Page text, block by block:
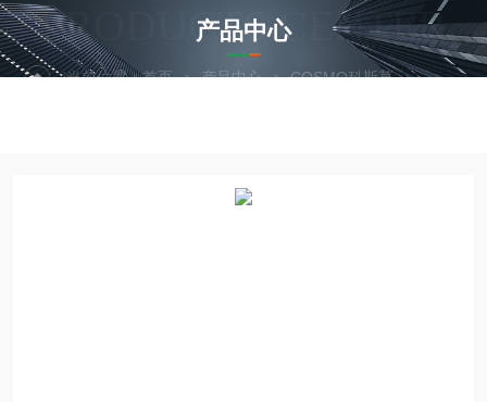
PRODUCTS CENTER
产品中心
当前位置：首页 产品中心 COSMO科斯莫 压力表